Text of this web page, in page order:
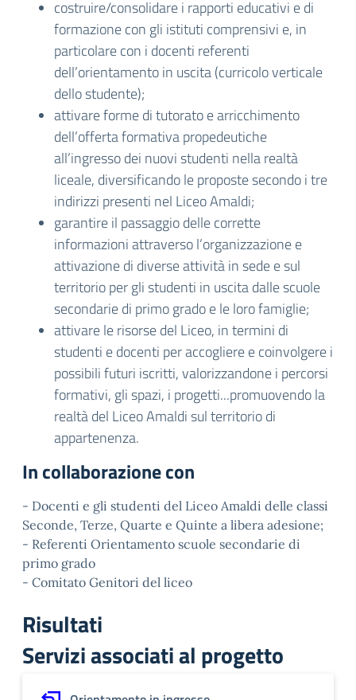
costruire/consolidare i rapporti educativi e di
formazione con gli istituti comprensivi e, in
particolare con i docenti referenti
dell’orientamento in uscita (curricolo verticale
dellostudente);
attivare forme di tutorato e arricchimento
dell’offerta formativa propedeutiche
all’ingressodei nuovi studenti nella realtà
liceale, diversificando le proposte secondo i tre
indirizzi presenti nel Liceo Amaldi;
garantire il passaggio delle corrette
informazioni attraverso l’organizzazione e
attivazione di diverse attività in sede e sul
territorio per gli studenti in uscita dalle scuole
secondarie di primo grado e le loro famiglie;
attivare le risorse del Liceo, in termini di
studenti e docenti per accogliere e coinvolgere i
possibili futuri iscritti, valorizzandone i percorsi
formativi, gli spazi, i progetti...promuovendola
realtà del Liceo Amaldi sul territorio di
appartenenza.
In collaborazione con
- Docenti e gli studenti del Liceo Amaldi delle classi
Seconde, Terze, Quarte e Quinte a libera adesione;
- Referenti Orientamento scuole secondarie di
primo grado
- Comitato Genitori del liceo
Risultati
Servizi associati al progetto